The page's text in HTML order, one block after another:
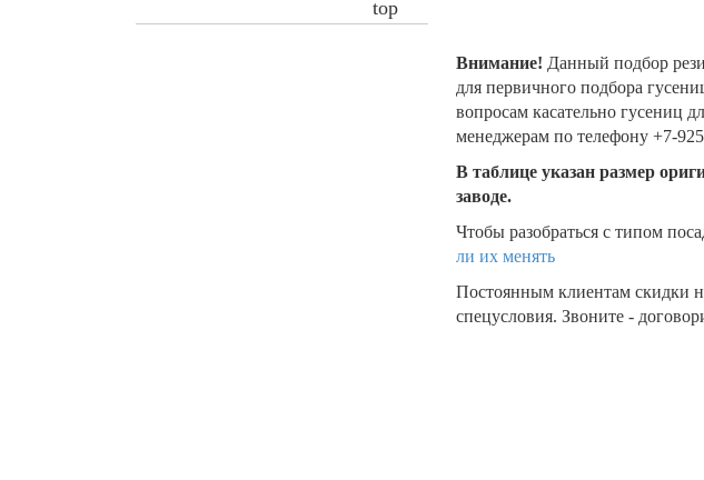
Внимание! Данный подбор
для первичного подбора
вопросам касательно гусениц
менеджерам по телефону +7-
В таблице указан размер
заводе.
Чтобы разобраться с типом
ли их менять
Постоянным клиентам скидки
спецусловия. Звоните -